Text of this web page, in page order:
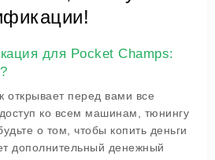
для Pocket Champs:
открывает перед вами все
ко всем машинам, тюнингу
о том, чтобы копить деньги
дополнительный денежный